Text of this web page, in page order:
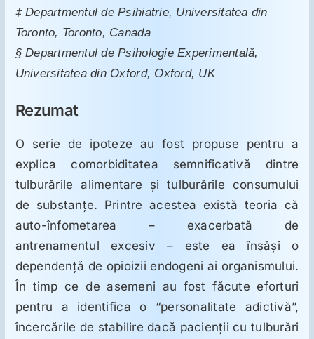
Mesajele lui Reichelt
Dietă
ORL
Oncologie
Toxicologie
Antipsihiatrie
‡ Departmentul de Psihiatrie, Universitatea din
Toronto, Toronto, Canada
§ Departmentul de Psihologie Experimentală,
Universitatea din Oxford, Oxford, UK
Rezumat
O serie de ipoteze au fost propuse pentru a
explica comorbiditatea semnificativă dintre
tulburările alimentare şi tulburările consumului
de substanţe. Printre acestea există teoria că
auto-înfometarea – exacerbată de
antrenamentul excesiv – este ea însăşi o
dependenţă de opioizii endogeni ai organismului.
În timp ce de asemeni au fost făcute eforturi
pentru a identifica o “personalitate adictivă”,
încercările de stabilire dacă pacienţii cu tulburări